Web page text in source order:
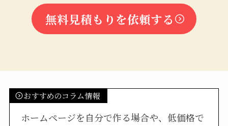
無料見積もりを依頼する
おすすめのコラム情報
ホームページを自分で作る場合や、低価格で